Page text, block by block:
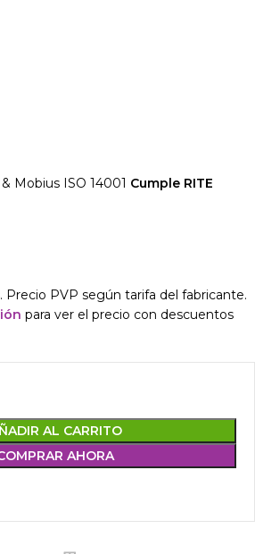
Mobius ISO 14001 Cumple RITE
Precio PVP según tarifa del fabricante.
para ver el precio con descuentos
AL CARRITO
AHORA